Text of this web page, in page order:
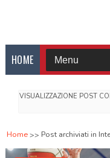
HOME
VISUALIZZAZIONE POST
Home Post archiviati in